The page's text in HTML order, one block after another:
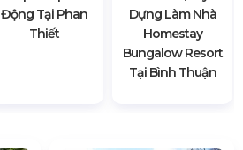
Động Tại Phan
Thiết
Dựng Làm Nhà
Homestay
Bungalow Resort
Tại Bình Thuận